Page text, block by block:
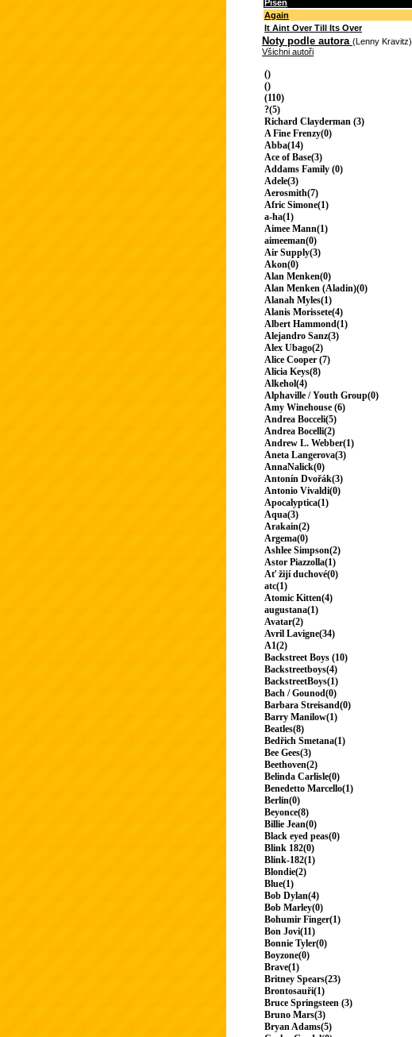
Píseň
Again
It Aint Over Till Its Over
Noty podle autora (Lenny Kravitz)
Všichni autoři
()
()
(110)
?(5)
Richard Clayderman (3)
A Fine Frenzy(0)
Abba(14)
Ace of Base(3)
Addams Family (0)
Adele(3)
Aerosmith(7)
Afric Simone(1)
a-ha(1)
Aimee Mann(1)
aimeeman(0)
Air Supply(3)
Akon(0)
Alan Menken(0)
Alan Menken (Aladin)(0)
Alanah Myles(1)
Alanis Morissete(4)
Albert Hammond(1)
Alejandro Sanz(3)
Alex Ubago(2)
Alice Cooper (7)
Alicia Keys(8)
Alkehol(4)
Alphaville / Youth Group(0)
Amy Winehouse (6)
Andrea Bocceli(5)
Andrea Bocelli(2)
Andrew L. Webber(1)
Aneta Langerova(3)
AnnaNalick(0)
Antonín Dvořák(3)
Antonio Vivaldi(0)
Apocalyptica(1)
Aqua(3)
Arakain(2)
Argema(0)
Ashlee Simpson(2)
Astor Piazzolla(1)
Ať žijí duchové(0)
atc(1)
Atomic Kitten(4)
augustana(1)
Avatar(2)
Avril Lavigne(34)
A1(2)
Backstreet Boys (10)
Backstreetboys(4)
BackstreetBoys(1)
Bach / Gounod(0)
Barbara Streisand(0)
Barry Manilow(1)
Beatles(8)
Bedřich Smetana(1)
Bee Gees(3)
Beethoven(2)
Belinda Carlisle(0)
Benedetto Marcello(1)
Berlin(0)
Beyonce(8)
Billie Jean(0)
Black eyed peas(0)
Blink 182(0)
Blink-182(1)
Blondie(2)
Blue(1)
Bob Dylan(4)
Bob Marley(0)
Bohumir Finger(1)
Bon Jovi(11)
Bonnie Tyler(0)
Boyzone(0)
Brave(1)
Britney Spears(23)
Brontosauři(1)
Bruce Springsteen (3)
Bruno Mars(3)
Bryan Adams(5)